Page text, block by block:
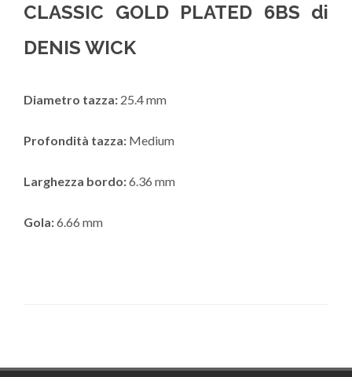
CLASSIC GOLD PLATED 6BS di
DENIS WICK
Diametro tazza: 25.4 mm
Profondità tazza: Medium
Larghezza bordo:6.36 mm
Gola:6.66 mm